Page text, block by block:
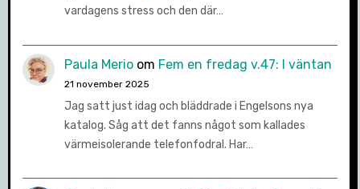
vardagens stress och den där…
Paula Merioom Fem en fredag v.47: I väntan
21 november 2025
Jag satt just idag och bläddrade i Engelsons nya
katalog. Såg att det fanns något som kallades
värmeisolerande telefonfodral. Har…